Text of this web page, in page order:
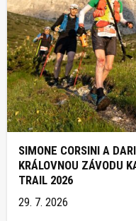
SIMONE CORSINI A
KRÁLOVNOU ZÁVODU
TRAIL 2026
29. 7. 2026